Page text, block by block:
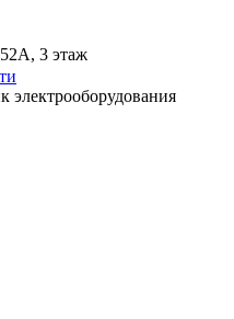
3 этаж